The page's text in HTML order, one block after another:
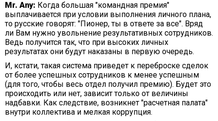
Mr. Any: Когда большая "командная премия"
выплачивается при условии выполнения личного плана,
то русские говорят: "Пионер, ты в ответе за все". Вряд
ли Вам нужно увольнение результативных сотрудников.
Ведь получится так, что при высоких личных
результатах они будут наказаны в первую очередь.
И, кстати, такая система приведет к переброске сделок
от более успешных сотрудников к менее успешным
(для того, чтобы весь отдел получил премию). Будет это
происходить или нет, зависит только от величины
надбавки. Как следствие, возникнет "расчетная палата"
внутри коллектива и мелкая коррупция.